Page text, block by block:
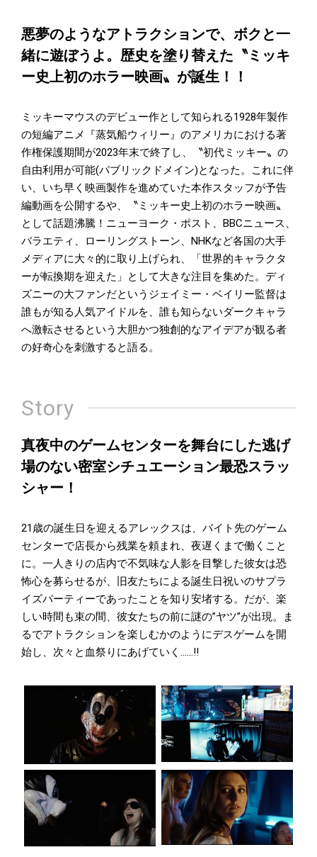
悪夢のようなアトラクションで、ボクと一
緒に遊ぼうよ。歴史を塗り替えた〝ミッキ
ー史上初のホラー映画〟が誕生！！
ミッキーマウスのデビュー作として知られる1928年製作
の短編アニメ『蒸気船ウィリー』のアメリカにおける著
作権保護期間が2023年末で終了し、〝初代ミッキー〟の
自由利用が可能(パブリックドメイン)となった。これに伴
い、いち早く映画製作を進めていた本作スタッフが予告
編動画を公開するや、〝ミッキー史上初のホラー映画〟
として話題沸騰！ニューヨーク・ポスト、BBCニュース、
バラエティ、ローリングストーン、NHKなど各国の大手
メディアに大々的に取り上げられ、「世界的キャラクタ
ーが転換期を迎えた」として大きな注目を集めた。ディ
ズニーの大ファンだというジェイミー・ベイリー監督は
誰もが知る人気アイドルを、誰も知らないダークキャラ
へ激転させるという大胆かつ独創的なアイデアが観る者
の好奇心を刺激すると語る。
Story
真夜中のゲームセンターを舞台にした逃げ
場のない密室シチュエーション最恐スラッ
シャー！
21歳の誕生日を迎えるアレックスは、バイト先のゲーム
センターで店長から残業を頼まれ、夜遅くまで働くこと
に。一人きりの店内で不気味な人影を目撃した彼女は恐
怖心を募らせるが、旧友たちによる誕生日祝いのサプラ
イズパーティーであったことを知り安堵する。だが、楽
しい時間も束の間、彼女たちの前に謎の”ヤツ”が出現。ま
るでアトラクションを楽しむかのようにデスゲームを開
始し、次々と血祭りにあげていく......!!